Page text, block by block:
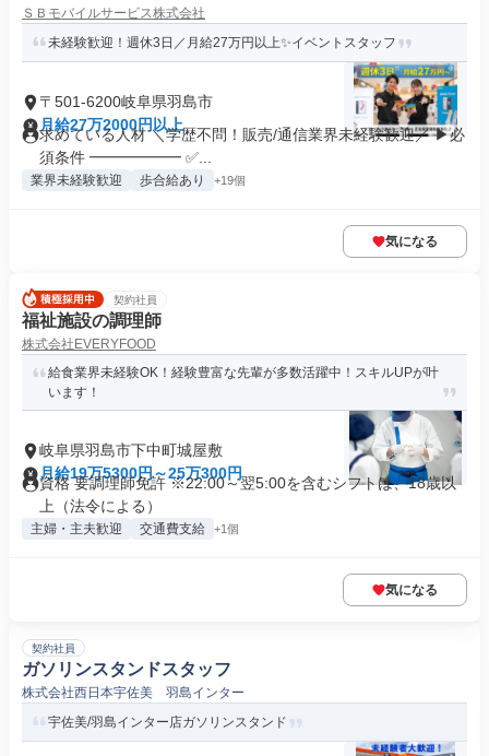
ＳＢモバイルサービス株式会社
未経験歓迎！週休3日／月給27万円以上✨イベントスタッフ
〒501-6200岐阜県羽島市
月給27万2000円以上
求めている人材 ＼学歴不問！販売/通信業界未経験歓迎／ ▶必
須条件 ━━━━━━ ✅...
業界未経験歓迎 歩合給あり +19個
気になる
契約社員
福祉施設の調理師
株式会社EVERYFOOD
給食業界未経験OK！経験豊富な先輩が多数活躍中！スキルUPが叶
います！
岐阜県羽島市下中町城屋敷
月給19万5300円～25万300円
資格 要調理師免許 ※22:00～翌5:00を含むシフトは、18歳以
上（法令による）
主婦・主夫歓迎 交通費支給 +1個
気になる
契約社員
ガソリンスタンドスタッフ
株式会社西日本宇佐美 羽島インター
宇佐美/羽島インター店ガソリンスタンド